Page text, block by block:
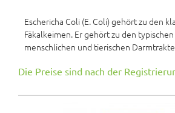
Eschericha Coli (E. Coli) gehört zu den
Fäkalkeimen. Er gehört zu den
menschlichen und tierischen
Die Preise sind nach der